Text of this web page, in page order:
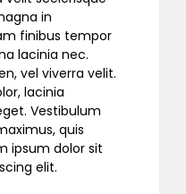
in
finibus tempor
lacinia nec.
vel viverra velit.
lacinia
Vestibulum
quis
ipsum dolor sit
elit.